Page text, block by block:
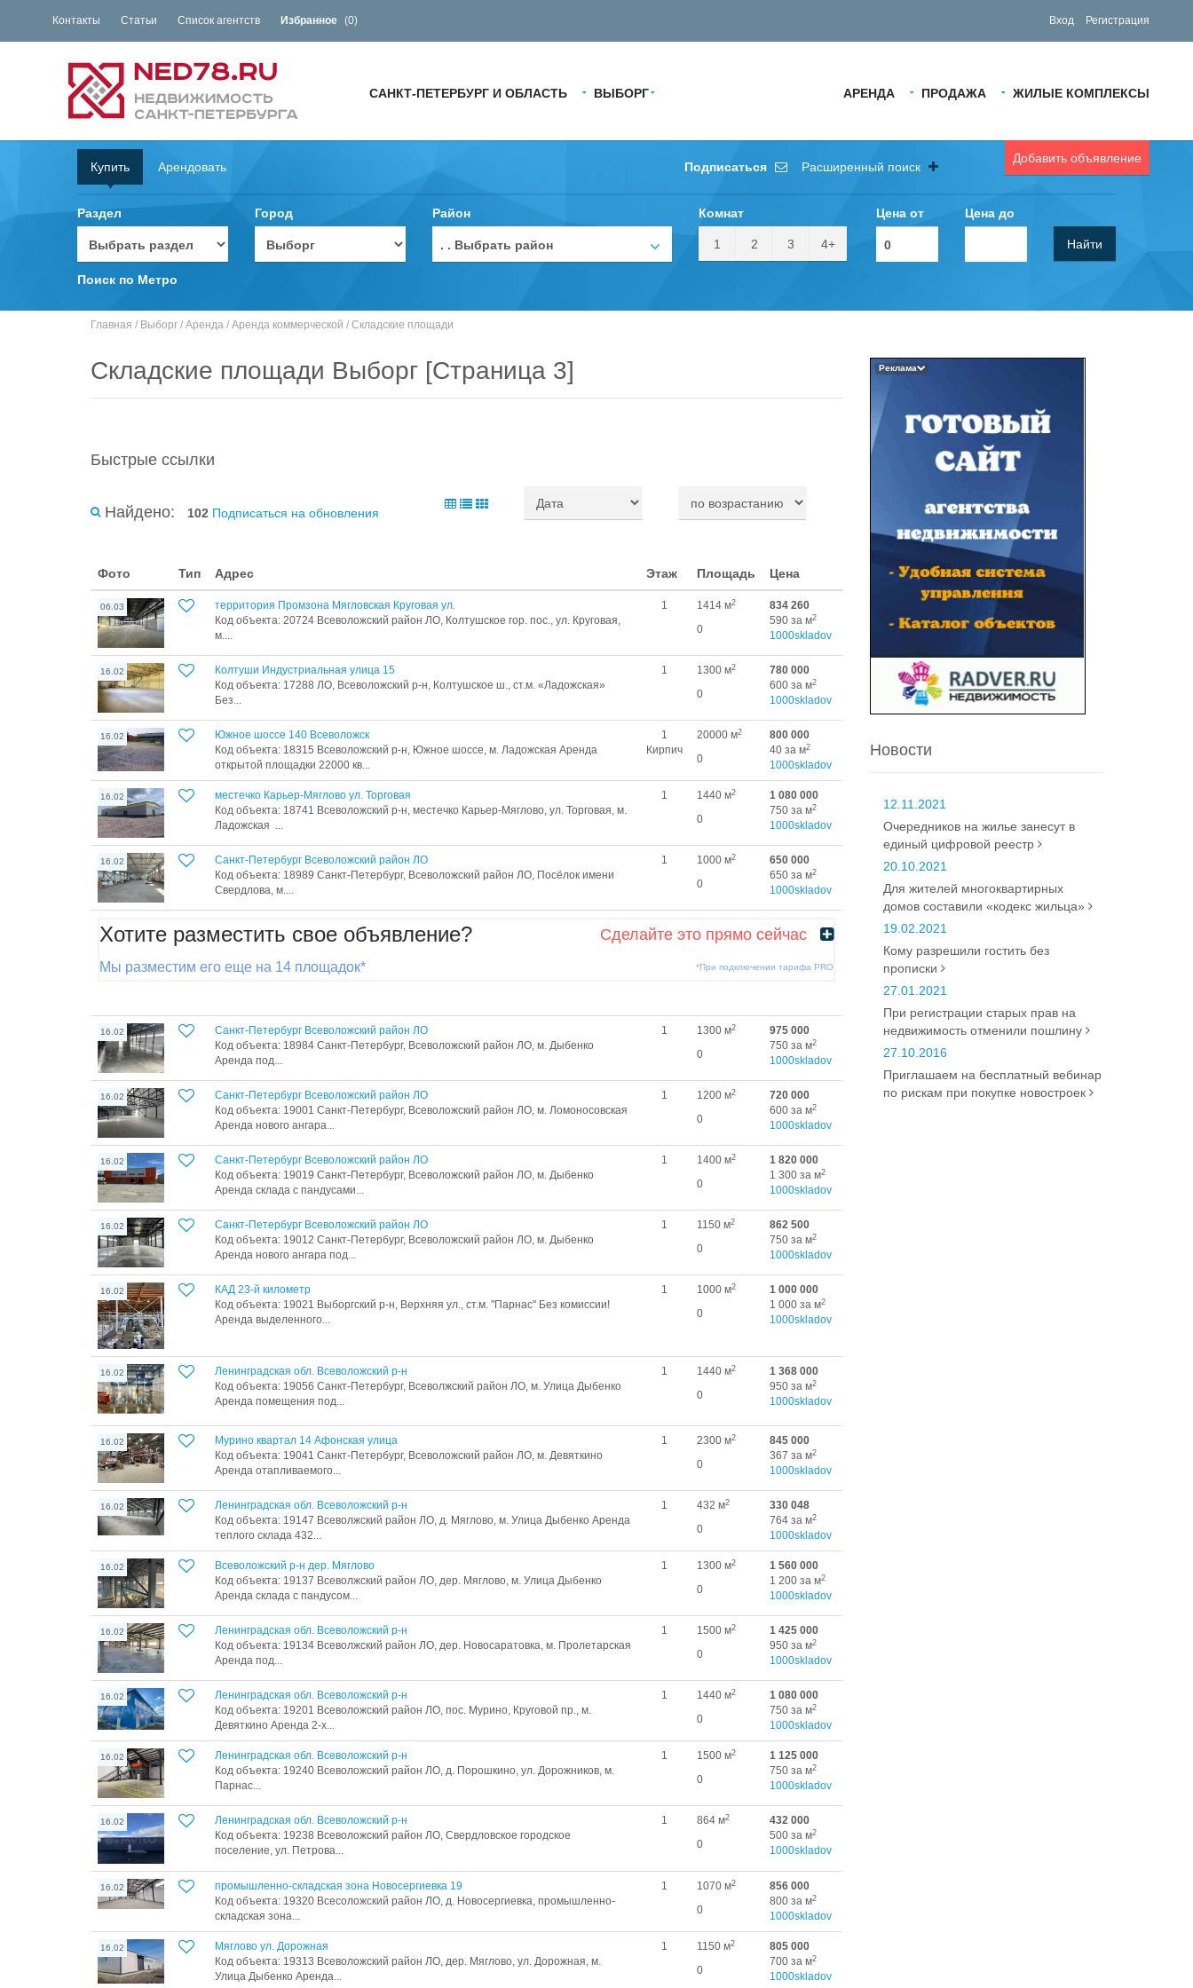
Контакты Статьи Список агентств Избранное (0) Вход Регистрация
АРЕНДА ПРОДАЖА ЖИЛЫЕ КОМПЛЕКСЫ
САНКТ-ПЕТЕРБУРГ И ОБЛАСТЬ ВЫБОРГ
Добавить объявление
Купить Арендовать Подписаться Расширенный поиск
Раздел Город Район
. . Выбрать район
Комнат
1 2 3 4+
Цена от Цена до
Найти
Поиск по Метро
Главная / Выборг / Аренда / Аренда коммерческой / Складские площади
Складские площади Выборг [Страница 3]
Быстрые ссылки
Найдено: 102 Подписаться на обновления
Фото Тип Адрес Этаж Площадь Цена
06.03
территория Промзона Мягловская Круговая ул.
Код объекта: 20724 Всеволожский район ЛО, Колтушское гор. пос., ул. Круговая,
м....
1 1414 м2
0
834 260
590 за м2
1000skladov
16.02
Колтуши Индустриальная улица 15
Код объекта: 17288 ЛО, Всеволожский р-н, Колтушское ш., ст.м. «Ладожская»
Без...
1 1300 м2
0
780 000
600 за м2
1000skladov
16.02
Южное шоссе 140 Всеволожск
Код объекта: 18315 Всеволожский р-н, Южное шоссе, м. Ладожская Аренда
открытой площадки 22000 кв...
1
Кирпич
20000 м2
0
800 000
40 за м2
1000skladov
16.02
местечко Карьер-Мяглово ул. Торговая
Код объекта: 18741 Всеволожский р-н, местечко Карьер-Мяглово, ул. Торговая, м.
Ладожская ...
1 1440 м2
0
1 080 000
750 за м2
1000skladov
16.02
Санкт-Петербург Всеволожский район ЛО
Код объекта: 18989 Санкт-Петербург, Всеволожский район ЛО, Посёлок имени
Свердлова, м....
1 1000 м2
0
650 000
650 за м2
1000skladov
Хотите разместить свое объявление?
Мы разместим его еще на 14 площадок*
Сделайте это прямо сейчас
*При подключении тарифа PRO
16.02
Санкт-Петербург Всеволожский район ЛО
Код объекта: 18984 Санкт-Петербург, Всеволожский район ЛО, м. Дыбенко
Аренда под...
1 1300 м2
0
975 000
750 за м2
1000skladov
16.02
Санкт-Петербург Всеволожский район ЛО
Код объекта: 19001 Санкт-Петербург, Всеволожский район ЛО, м. Ломоносовская
Аренда нового ангара...
1 1200 м2
0
720 000
600 за м2
1000skladov
16.02
Санкт-Петербург Всеволожский район ЛО
Код объекта: 19019 Санкт-Петербург, Всеволожский район ЛО, м. Дыбенко
Аренда склада c пандусами...
1 1400 м2
0
1 820 000
1 300 за м2
1000skladov
16.02
Санкт-Петербург Всеволожский район ЛО
Код объекта: 19012 Санкт-Петербург, Всеволожский район ЛО, м. Дыбенко
Аренда нового ангара под...
1 1150 м2
0
862 500
750 за м2
1000skladov
16.02
КАД 23-й километр
Код объекта: 19021 Выборгский р-н, Верхняя ул., ст.м. "Парнас" Без комиссии!
Аренда выделенного...
1 1000 м2
0
1 000 000
1 000 за м2
1000skladov
16.02
Ленинградская обл. Всеволожский р-н
Код объекта: 19056 Санкт-Петербург, Всеволжский район ЛО, м. Улица Дыбенко
Аренда помещения под...
1 1440 м2
0
1 368 000
950 за м2
1000skladov
16.02
Мурино квартал 14 Афонская улица
Код объекта: 19041 Санкт-Петербург, Всеволожский район ЛО, м. Девяткино
Аренда отапливаемого...
1 2300 м2
0
845 000
367 за м2
1000skladov
16.02
Ленинградская обл. Всеволожский р-н
Код объекта: 19147 Всеволжский район ЛО, д. Мяглово, м. Улица Дыбенко Аренда
теплого склада 432...
1 432 м2
0
330 048
764 за м2
1000skladov
16.02
Всеволожский р-н дер. Мяглово
Код объекта: 19137 Всеволжский район ЛО, дер. Мяглово, м. Улица Дыбенко
Аренда склада с пандусом...
1 1300 м2
0
1 560 000
1 200 за м2
1000skladov
16.02
Ленинградская обл. Всеволожский р-н
Код объекта: 19134 Всеволжский район ЛО, дер. Новосаратовка, м. Пролетарская
Аренда под...
1 1500 м2
0
1 425 000
950 за м2
1000skladov
16.02
Ленинградская обл. Всеволожский р-н
Код объекта: 19201 Всеволожский pайoн ЛО, поc. Муpинo, Круговой пр., м.
Девяткино Аренда 2-х...
1 1440 м2
0
1 080 000
750 за м2
1000skladov
16.02
Ленинградская обл. Всеволожский р-н
Код объекта: 19240 Всеволожский район ЛО, д. Порошкино, ул. Дорожников, м.
Парнас...
1 1500 м2
0
1 125 000
750 за м2
1000skladov
16.02
Ленинградская обл. Всеволожский р-н
Код объекта: 19238 Всеволожский район ЛО, Свердловское городское
поселение, ул. Петрова...
1 864 м2
0
432 000
500 за м2
1000skladov
16.02
промышленно-складская зона Новосергиевка 19
Код объекта: 19320 Всесоложский район ЛО, д. Новосергиевка, промышленно-
складская зона...
1 1070 м2
0
856 000
800 за м2
1000skladov
16.02
Мяглово ул. Дорожная
Код объекта: 19313 Всеволожский район ЛО, дер. Мяглово, ул. Дорожная, м.
Улица Дыбенко Аренда...
1 1150 м2
0
805 000
700 за м2
1000skladov
Реклама
Новости
12.11.2021
Очередников на жилье занесут в
единый цифровой реестр
20.10.2021
Для жителей многоквартирных
домов составили «кодекс жильца»
19.02.2021
Кому разрешили гостить без
прописки
27.01.2021
При регистрации старых прав на
недвижимость отменили пошлину
27.10.2016
Приглашаем на бесплатный вебинар
по рискам при покупке новостроек